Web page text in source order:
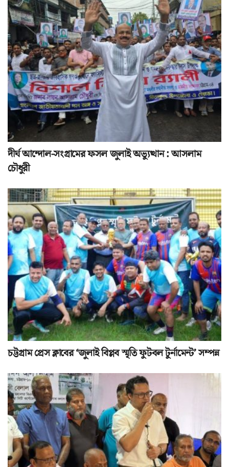
দীর্ঘ আন্দোল-সংগ্রামের ফসল জুলাই অভ্যুত্থান : আসলাম
চৌধুরী
চট্টগ্রাম প্রেস ক্লাবের ‘জুলাই বিপ্লব স্মৃতি ফুটবল টুর্নামেন্ট’ সম্পন্ন